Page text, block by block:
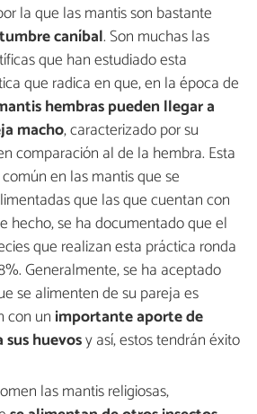
la que las mantis son bastante
caníbal. Son muchas las
que han estudiado esta
que radica en que, en la época de
hembras pueden llegar a
macho, caracterizado por su
comparación al de la hembra. Esta
en las mantis que se
que las que cuentan con
hecho, se ha documentado que el
que realizan esta práctica ronda
Generalmente, se ha aceptado
se alimenten de su pareja es
con un importante aporte de
huevosy así, estos tendrán éxito
las mantis religiosas,